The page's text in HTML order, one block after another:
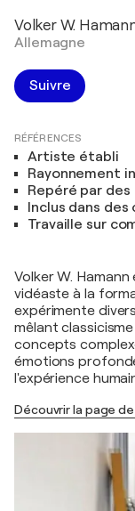
Volker W.
Allemagne
Suivre
RÉFÉRENCES
Artiste établi
Rayonnement
Repéré par
Inclus dans
Travaille sur
Volker W.
vidéaste à la
expérimente
mêlant
concepts
émotions
l'expérience
Découvrir la page de